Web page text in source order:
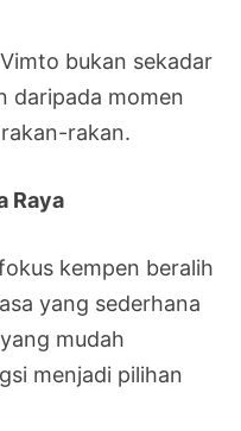
bukan sekadar
daripada momen
rakan.
Raya
kempen beralih
yang sederhana
mudah
menjadi pilihan